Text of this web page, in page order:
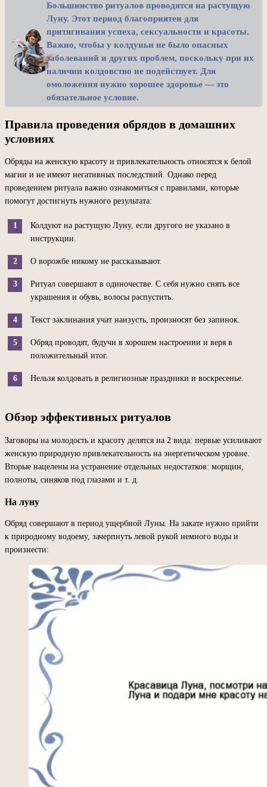
Большинство ритуалов проводятся на растущую
Луну. Этот период благоприятен для
притягивания успеха, сексуальности и красоты.
Важно, чтобы у колдуньи не было опасных
заболеваний и других проблем, поскольку при их
наличии колдовство не подействует. Для
омоложения нужно хорошее здоровье — это
обязательное условие.
Правила проведения обрядов в домашних
условиях
Обряды на женскую красоту и привлекательность относятся к белой
магии и не имеют негативных последствий. Однако перед
проведением ритуала важно ознакомиться с правилами, которые
помогут достигнуть нужного результата:
Колдуют на растущую Луну, если другого не указано в
инструкции.
О ворожбе никому не рассказывают.
Ритуал совершают в одиночестве. С себя нужно снять все
украшения и обувь, волосы распустить.
Текст заклинания учат наизусть, произносят без запинок.
Обряд проводят, будучи в хорошем настроении и веря в
положительный итог.
Нельзя колдовать в религиозные праздники и воскресенье.
Обзор эффективных ритуалов
Заговоры на молодость и красоту делятся на 2 вида: первые усиливают
женскую природную привлекательность на энергетическом уровне.
Вторые нацелены на устранение отдельных недостатков: морщин,
полноты, синяков под глазами и т. д.
На луну
Обряд совершают в период ущербной Луны. На закате нужно прийти
к природному водоему, зачерпнуть левой рукой немного воды и
произнести: